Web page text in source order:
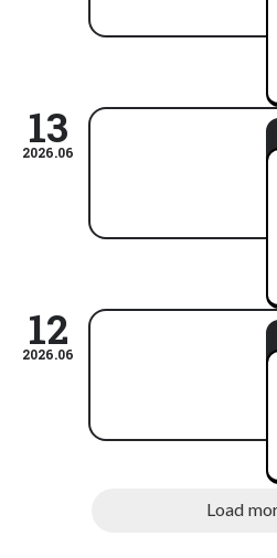
13
2026.06
12
2026.06
Load